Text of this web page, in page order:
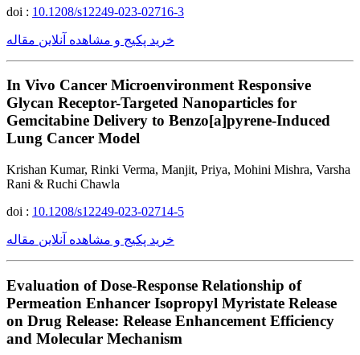
doi : 10.1208/s12249-023-02716-3
خرید پکیج و مشاهده آنلاین مقاله
In Vivo Cancer Microenvironment Responsive
Glycan Receptor-Targeted Nanoparticles for
Gemcitabine Delivery to Benzo[a]pyrene-Induced
Lung Cancer Model
Krishan Kumar, Rinki Verma, Manjit, Priya, Mohini Mishra, Varsha
Rani & Ruchi Chawla
doi : 10.1208/s12249-023-02714-5
خرید پکیج و مشاهده آنلاین مقاله
Evaluation of Dose-Response Relationship of
Permeation Enhancer Isopropyl Myristate Release
on Drug Release: Release Enhancement Efficiency
and Molecular Mechanism